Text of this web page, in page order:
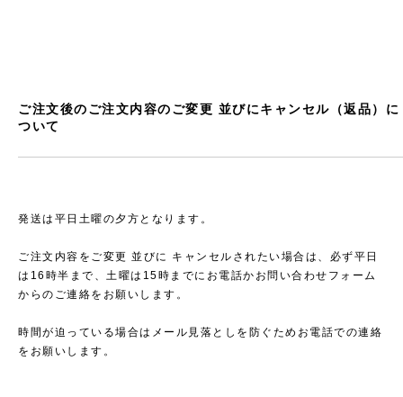
ご注文後のご注文内容のご変更 並びにキャンセル（返品）に
ついて
発送は平日土曜の夕方となります。
ご注文内容をご変更 並びに キャンセルされたい場合は、必ず平日
は16時半まで、土曜は15時までにお電話かお問い合わせフォーム
からのご連絡をお願いします。
時間が迫っている場合はメール見落としを防ぐためお電話での連絡
をお願いします。